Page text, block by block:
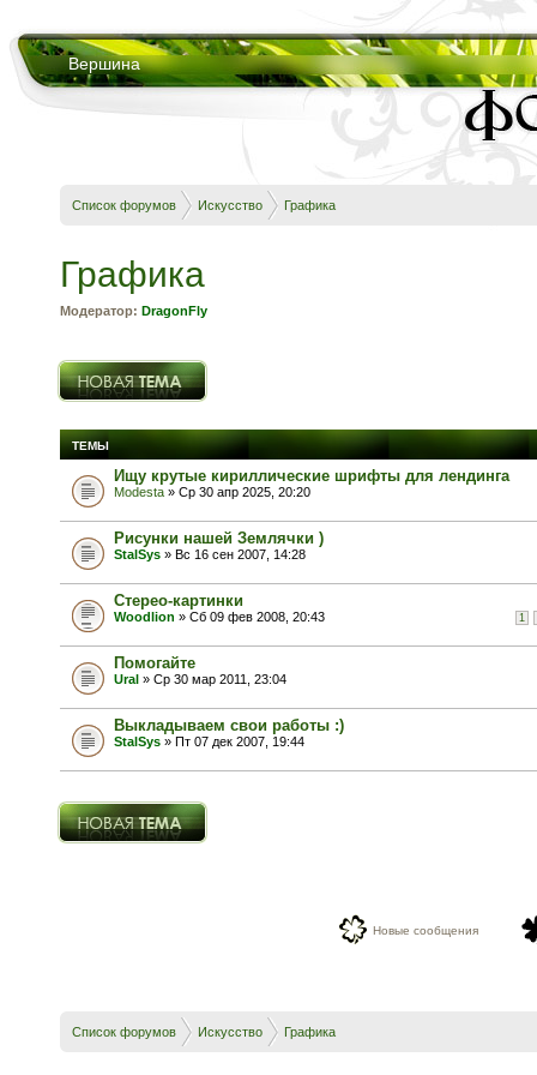
Вершина
Список форумов Искусство Графика
Графика
Модератор: DragonFly
Новая тема
ТЕМЫ
Ищу крутые кириллические шрифты для лендинга
Modesta » Ср 30 апр 2025, 20:20
Рисунки нашей Землячки )
StalSys » Вс 16 сен 2007, 14:28
Стерео-картинки
1
Woodlion » Сб 09 фев 2008, 20:43
Помогайте
Ural » Ср 30 мар 2011, 23:04
Выкладываем свои работы :)
StalSys » Пт 07 дек 2007, 19:44
Новая тема
Новые сообщения
Список форумов Искусство Графика